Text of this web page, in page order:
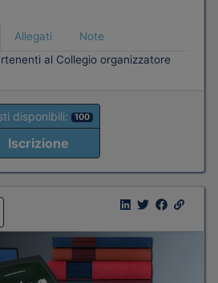
Allegati
Note
al Collegio organizzatore
disponibili: 100
Iscrizione